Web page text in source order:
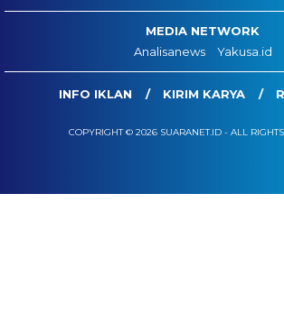
MEDIA NETWORK
Analisanews
Yakusa.id
INFO IKLAN KIRIM KARYA
COPYRIGHT © 2026 SUARANET.ID - ALL